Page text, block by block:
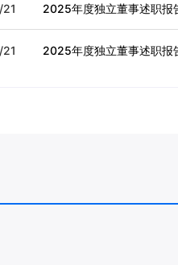
2025年度独立董事述职报
2025年度独立董事述职报